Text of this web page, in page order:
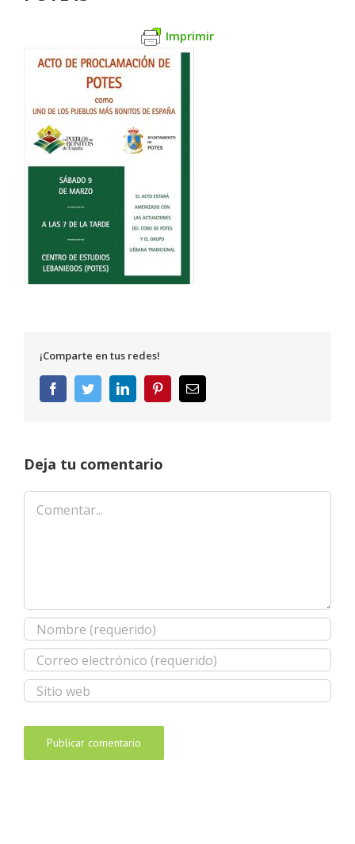
Imprimir
¡Comparte en tus redes!
FacebookTwitterLinkedInPinterestCorreo
electrónico
Deja tu comentario
Comentar